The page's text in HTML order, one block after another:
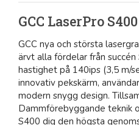
GCC LaserPro S400
GCC nya och största
ärvt alla fördelar från succén
hastighet på 140ips (3,5 m/
innovativ pekskärm,
modern snygg design.
Dammförebyggande teknik
S400 dig den högsta